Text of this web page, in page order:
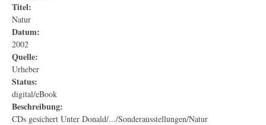
Titel:
Natur
Datum:
2002
Quelle:
Urheber
Status:
digital/eBook
Beschreibung:
CDs gesichert Unter Donald/.../Sonderausstellungen/Natur